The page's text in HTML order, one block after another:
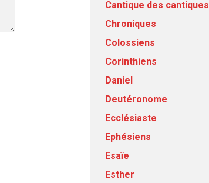
Cantique des cantiques
Chroniques
Colossiens
Corinthiens
Daniel
Deutéronome
Ecclésiaste
Ephésiens
Esaïe
Esther